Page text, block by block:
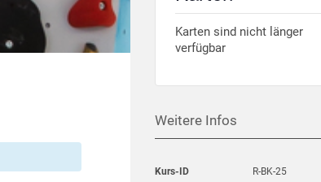
Karten sind nicht länger
verfügbar
Weitere Infos
Kurs-ID R-BK-25